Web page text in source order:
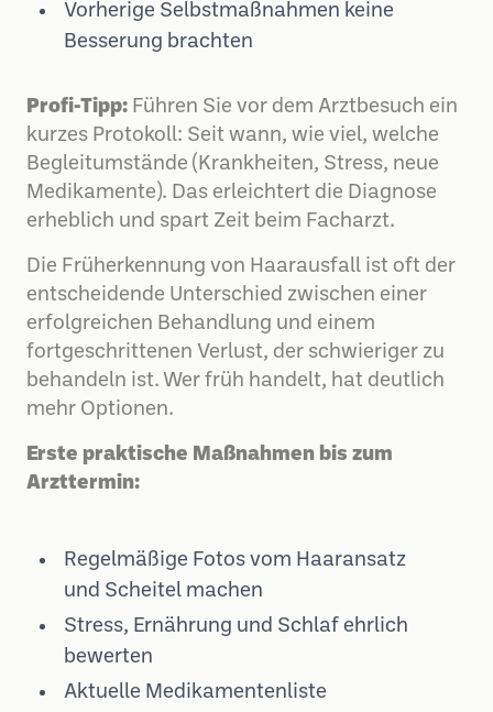
Vorherige Selbstmaßnahmen keine
Besserung brachten
Profi-Tipp: Führen Sie vor dem Arztbesuch ein
kurzes Protokoll: Seit wann, wie viel, welche
Begleitumstände (Krankheiten, Stress, neue
Medikamente). Das erleichtert die Diagnose
erheblich und spart Zeit beim Facharzt.
Die Früherkennung von Haarausfall ist oft der
entscheidende Unterschied zwischen einer
erfolgreichen Behandlung und einem
fortgeschrittenen Verlust, der schwieriger zu
behandeln ist. Wer früh handelt, hat deutlich
mehr Optionen.
Erste praktische Maßnahmen bis zum
Arzttermin:
Regelmäßige Fotos vom Haaransatz
und Scheitel machen
Stress, Ernährung und Schlaf ehrlich
bewerten
Aktuelle Medikamentenliste